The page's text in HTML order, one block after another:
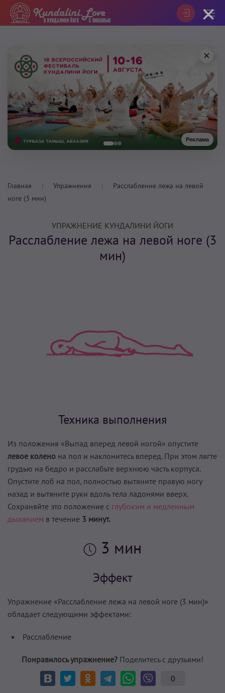
Реклама
×
Главная Упражнения
Расслабление лежа на левой
ноге (3 мин)
УПРАЖНЕНИЕ КУНДАЛИНИ ЙОГИ
Расслабление лежа на левой ноге (3
мин)
Техника выполнения
Из положения «Выпад вперед левой ногой» опустите
левое колено на пол и наклонитесь вперед. При этом лягте
грудью на бедро и расслабьте верхнюю часть корпуса.
Опустите лоб на пол, полностью вытяните правую ногу
назад и вытяните руки вдоль тела ладонями вверх.
Сохраняйте это положение с глубо­ким и медленным
дыханием в течение 3 минут.
3 мин
Эффект
Упражнение «Расслабление лежа на левой ноге (3 мин)»
обладает следующими эффектами:
Расслабление
Понравилось упражнение? Поделитесь с друзьями!
0
×